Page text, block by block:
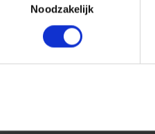
Noodzakelijk